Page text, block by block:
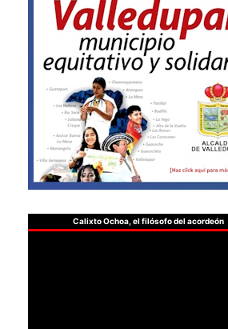
Calixto Ochoa, el filósofo del acordeón